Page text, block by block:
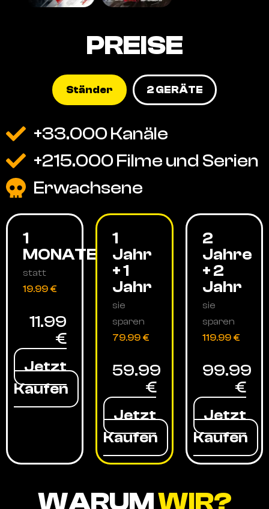
PREISE
Ständer 2 GERÄTE
+33.000 Kanäle
+215.000 Filme und Serien
Erwachsene
1
MONATE
statt
19.99 €
11.99
€
Jetzt
Kaufen
1
Jahr
+ 1
Jahr
sie
sparen
79.99 €
59.99
€
Jetzt
Kaufen
2
Jahre
+ 2
Jahr
sie
sparen
119.99 €
99.99
€
Jetzt
Kaufen
WARUMWIR?